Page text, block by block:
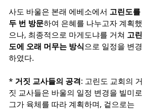
사도 바울은 본래 에베소에서 고린도를
두 번 방문하여 은혜를 나누고자 계획했
으나, 최종적으로 마게도냐를 거쳐 고린
도에 오래 머무는 방식으로 일정을 변경
하였다.
* 거짓 교사들의 공격: 고린도 교회의 거
짓 교사들은 바울의 일정 변경을 빌미로
그가 육체를 따라 계획하며, 겉으로는